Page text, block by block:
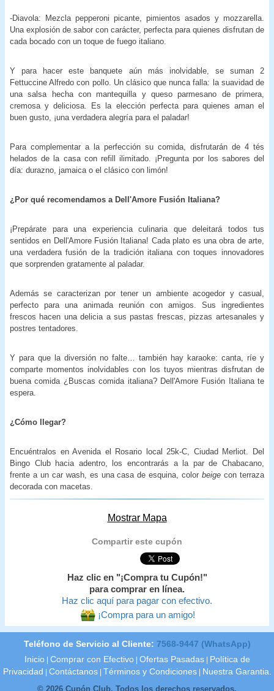
-Diavola: Mezcla pepperoni picante, pimientos asados y mozzarella.
Una explosión de sabor con carácter, perfecta para quienes disfrutan de
cada bocado con un toque de fuego italiano.
Y para hacer este banquete aún más inolvidable, se suman 2
Fettuccine Alfredo con pollo. Un clásico que nunca falla: la suavidad de
una salsa hecha con mantequilla y queso parmesano de primera,
cremosa y deliciosa. Es la elección perfecta para quienes aman el
buen gusto, ¡una verdadera alegría para el paladar!
Para complementar a la perfección su comida, disfrutarán de 4 tés
helados de la casa con refill ilimitado. ¡Pregunta por los sabores del
día: durazno, jamaica o el clásico con limón!
¿Por qué recomendamos a Dell'Amore Fusión Italiana?
¡Prepárate para una experiencia culinaria que deleitará todos tus
sentidos en Dell'Amore Fusión Italiana! Cada plato es una obra de arte,
una verdadera fusión de la tradición italiana con toques innovadores
que sorprenden gratamente al paladar.
Además se caracterizan por tener un ambiente acogedor y casual,
perfecto para una animada reunión con amigos. Sus ingredientes
frescos hacen una delicia a sus pastas frescas, pizzas artesanales y
postres tentadores.
Y para que la diversión no falte… también hay karaoke: canta, ríe y
comparte momentos inolvidables con los tuyos mientras disfrutan de
buena comida ¿Buscas comida italiana? Dell'Amore Fusión Italiana te
espera.
¿Cómo llegar?
Encuéntralos en Avenida el Rosario local 25k-C, Ciudad Merliot. Del
Bingo Club hacia adentro, los encontrarás a la par de Chabacano,
frente a un car wash, es una casa de esquina, colorbeige con terraza
decorada con macetas.
Mostrar Mapa
Compartir este cupón
Haz clic en "¡Compra tu Cupón!"
para comprar en línea.
Haz clic aquí para pagar con efectivo.
¡Compra para un amigo!
Teléfono de Servicio al Cliente: 7568-9447 (WhatsApp)
Inicio Comprar con Efectivo Ofertas Pasadas
Política de
Privacidad
Contáctanos Términos y Condiciones
Nuestra Garantia.
© 2026 Cupón Club. Todos los derechos reservados.